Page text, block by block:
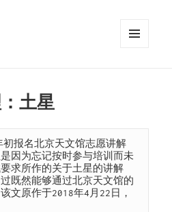
土星
因为忘记按时参与培训而未
求所作的关于土星的讲解
既然能够通过北京天文馆的
文原作于2018年4月22日，